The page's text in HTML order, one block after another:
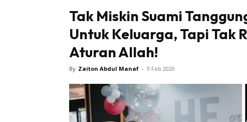
Tak Miskin Suami
Untuk Keluarga, Tapi Tak
Aturan Allah!
By Zaiton Abdul Manaf - 9 Feb 2020